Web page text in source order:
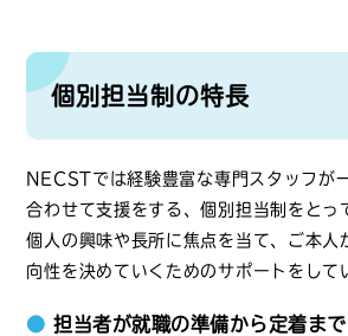
個別担当制の特長
NECSTでは経験豊富な専門スタッフが
合わせて支援をする、個別担当制をとっ
個人の興味や長所に焦点を当て、ご本人
向性を決めていくためのサポートをして
● 担当者が就職の準備から定着ま